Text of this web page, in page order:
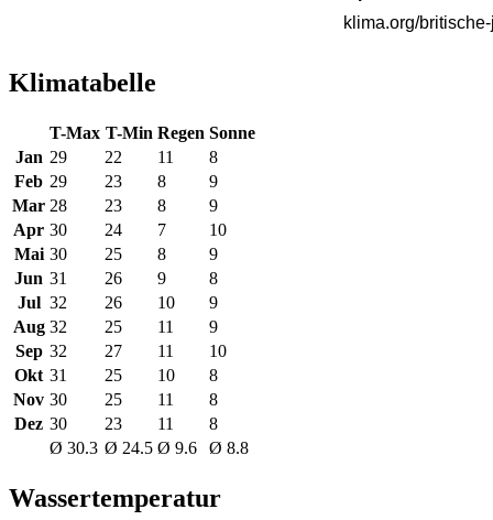
Klimatabelle
T-Max T-Min Regen Sonne
Jan 29 22 11
8
Feb 29 23 8
9
Mar 28 23 8
9
Apr 30 24 7
10
Mai 30 25 8
9
Jun 31 26 9
8
Jul 32 26 10
9
Aug 32 25 11
9
Sep 32 27 11
10
Okt 31 25 10
8
Nov 30 25 11
8
Dez 30 23 11
8
Ø 30.3 Ø 24.5 Ø 9.6 Ø 8.8
Wassertemperatur